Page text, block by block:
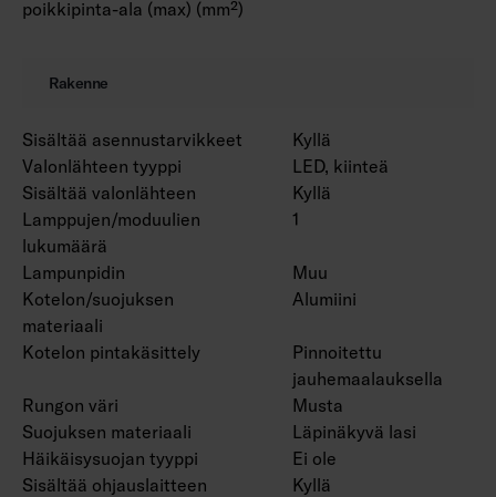
poikkipinta-ala (max) (mm²)
Rakenne
Sisältää asennustarvikkeet
Kyllä
Valonlähteen tyyppi
LED, kiinteä
Sisältää valonlähteen
Kyllä
Lamppujen/moduulien
lukumäärä
1
Lampunpidin
Muu
Kotelon/suojuksen
materiaali
Alumiini
Kotelon pintakäsittely
Pinnoitettu
jauhemaalauksella
Rungon väri
Musta
Suojuksen materiaali
Läpinäkyvä lasi
Häikäisysuojan tyyppi
Ei ole
Sisältää ohjauslaitteen
Kyllä